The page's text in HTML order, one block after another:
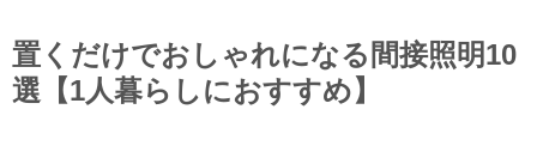
置くだけでおしゃれになる間接照明10
選【1人暮らしにおすすめ】